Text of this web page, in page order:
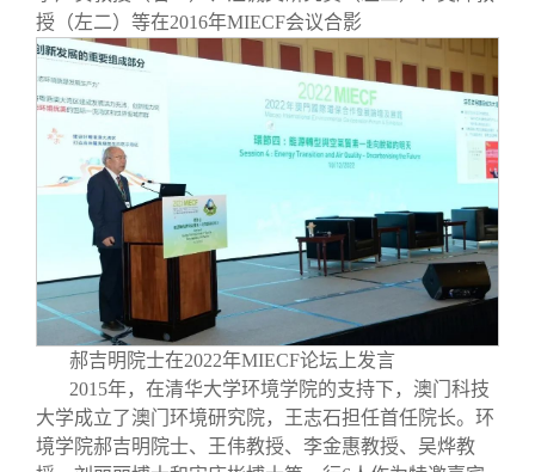
授（左二）等在2016年MIECF会议合影
郝吉明院士在2022年MIECF论坛上发言
2015年，在清华大学环境学院的支持下，澳门科技
大学成立了澳门环境研究院，王志石担任首任院长。环
境学院郝吉明院士、王伟教授、李金惠教授、吴烨教